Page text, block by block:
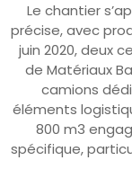
Le chantier
précise, avec
juin 2020, deux
de Matériaux
camions
éléments
800 m3
spécifique,